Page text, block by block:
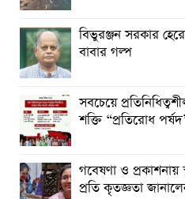
বিভুরঞ্জন সরকার
বাবার গল্প
সবচেয়ে
শক্তি “প্রতিরোধ
গবেষণা ও প্রকাশনায়
প্রতি কৃতজ্ঞতা